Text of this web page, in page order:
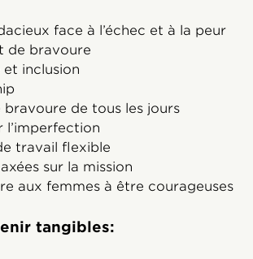
face à l’échec et à la peur
de bravoure
et inclusion
bravoure de tous les jours
l’imperfection
travail flexible
sur la mission
aux femmes à être courageuses
tangibles: